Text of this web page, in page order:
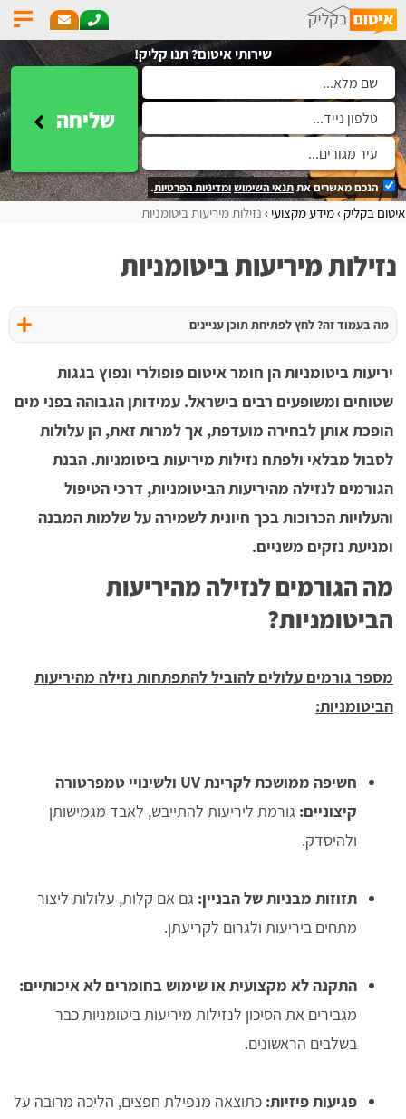
שירותי איטום? תנו קליק!
שליחה
הנכם מאשרים אתתנאי השימושומדיניות הפרטיות.
איטום בקליק מידע מקצועי נזילות מיריעות ביטומניות
נזילות מיריעות ביטומניות
מה בעמוד זה? לחץ לפתיחת תוכן עניינים
יריעות ביטומניות הן חומר איטום פופולרי ונפוץ בגגות
שטוחים ומשופעים רבים בישראל. עמידותן הגבוהה בפני מים
הופכת אותן לבחירה מועדפת, אך למרות זאת, הן עלולות
לסבול מבלאי ולפתח נזילות מיריעות ביטומניות. הבנת
הגורמים לנזילה מהיריעות הביטומניות, דרכי הטיפול
והעלויות הכרוכות בכך חיונית לשמירה על שלמות המבנה
ומניעת נזקים משניים.
מה הגורמים לנזילה מהיריעות
הביטומניות?
מספר גורמים עלולים להוביל להתפתחות נזילה מהיריעות
הביטומניות:
חשיפה ממושכת לקרינת UV ולשינויי טמפרטורה
קיצוניים: גורמת ליריעות להתייבש, לאבד מגמישותן
ולהיסדק.
תזוזות מבניות של הבניין: גם אם קלות, עלולות ליצור
מתחים ביריעות ולגרום לקריעתן.
התקנה לא מקצועית או שימוש בחומרים לא איכותיים:
מגבירים את הסיכון לנזילות מיריעות ביטומניות כבר
בשלבים הראשונים.
פגיעות פיזיות: כתוצאה מנפילת חפצים, הליכה מרובה על